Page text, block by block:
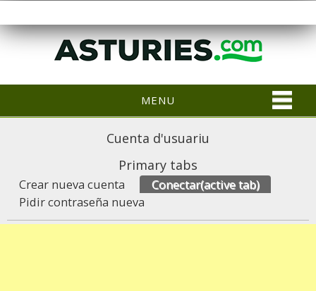
MENU
Cuenta d'usuariu
Primary tabs
Crear nueva cuenta Conectar(active tab)
Pidir contraseña nueva